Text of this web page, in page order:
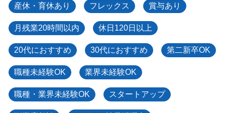
産休・育休あり フレックス 賞与あり
月残業20時間以内 休日120日以上
20代におすすめ 30代におすすめ 第二新卒OK
職種未経験OK 業界未経験OK
職種・業界未経験OK スタートアップ